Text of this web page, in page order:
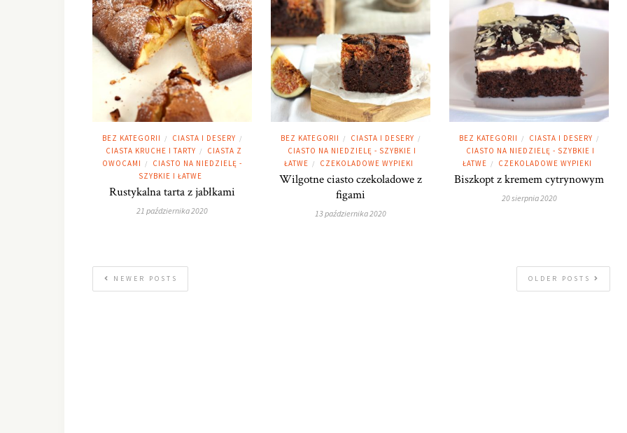
BEZ KATEGORII / CIASTA I DESERY /
CIASTA KRUCHE I TARTY /
CIASTA Z
OWOCAMI
/
CIASTO NA NIEDZIELĘ -
SZYBKIE I ŁATWE
Rustykalna tarta z jabłkami
21 października 2020
BEZ KATEGORII / CIASTA I DESERY /
CIASTO NA NIEDZIELĘ - SZYBKIE I
ŁATWE / CZEKOLADOWE WYPIEKI
Wilgotne ciasto czekoladowe z
figami
13 października 2020
BEZ KATEGORII / CIASTA I DESERY /
CIASTO NA NIEDZIELĘ - SZYBKIE I
ŁATWE / CZEKOLADOWE WYPIEKI
Biszkopt z kremem cytrynowym
20 sierpnia 2020
OLDER POSTS
NEWER POSTS